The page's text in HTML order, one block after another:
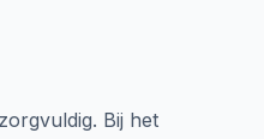
Bij het